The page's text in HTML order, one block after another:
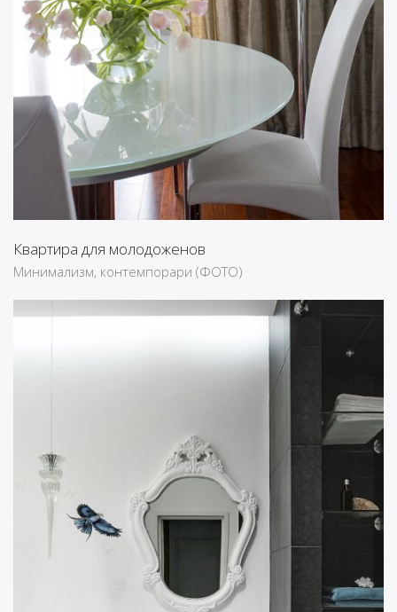
Квартира для молодоженов
Минимализм, контемпорари (ФОТО)